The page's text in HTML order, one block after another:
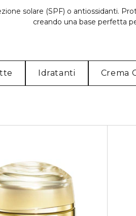
solare (SPF) o antiossidanti.
creando una base perfetta
Idratanti Crema